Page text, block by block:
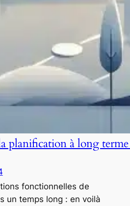
planification à long
fonctionnelles de
un temps long : en voilà